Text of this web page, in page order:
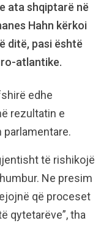
ata shqiptarë në
Hahn kërkoi
ditë, pasi është
atlantike.
edhe
rezultatin e
të rishikojë
Ne presim
që proceset
qytetarëve”, tha